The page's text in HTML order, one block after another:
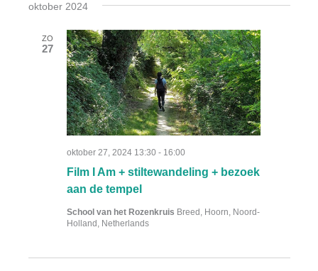
een
datum.
oktober 2024
ZO
27
Film I Am + stiltewandeling + bezoek
aan de tempel
oktober 27, 2024 13:30- 16:00
School van het Rozenkruis Breed, Hoorn, Noord-
Holland, Netherlands